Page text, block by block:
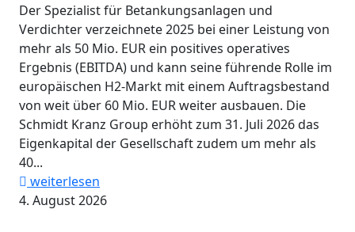
Der Spezialist für Betankungsanlagen und
Verdichter verzeichnete 2025 bei einer Leistung von
mehr als 50 Mio. EUR ein positives operatives
Ergebnis (EBITDA) und kann seine führende Rolle im
europäischen H2-Markt mit einem Auftragsbestand
von weit über 60 Mio. EUR weiter ausbauen. Die
Schmidt Kranz Group erhöht zum 31. Juli 2026 das
Eigenkapital der Gesellschaft zudem um mehr als
40...
weiterlesen
4. August 2026